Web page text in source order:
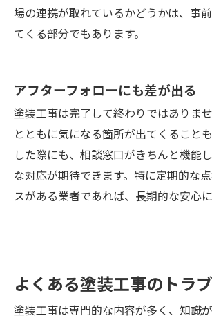
場の連携が取れているかどうかは、事
てくる部分でもあります。
アフターフォローにも差が出る
塗装工事は完了して終わりではありま
とともに気になる箇所が出てくること
した際にも、相談窓口がきちんと機能
な対応が期待できます。特に定期的な
スがある業者であれば、長期的な安心に
よくある塗装工事のトラ
塗装工事は専門的な内容が多く、知識